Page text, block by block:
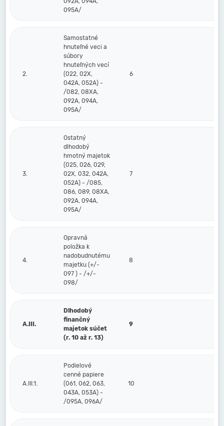
095A/
2.
Samostatné
hnuteľné veci a
súbory
hnuteľných vecí
(022, 02X,
042A, 052A) -
/082, 08XA,
092A, 094A,
095A/
6
3.
Ostatný
dlhodobý
hmotný majetok
(025, 026, 029,
02X, 032, 042A,
052A) - /085,
086, 089, 08XA,
092A, 094A,
095A/
7
4.
Opravná
položka k
nadobudnutému
majetku (+/-
097 ) - /+/-
098/
8
A.III.
Dlhodobý
finančný
majetok súčet
(r. 10 až r. 13)
9
A.III.1.
Podielové
cenné papiere
(061, 062, 063,
043A, 053A) -
/095A, 096A/
10